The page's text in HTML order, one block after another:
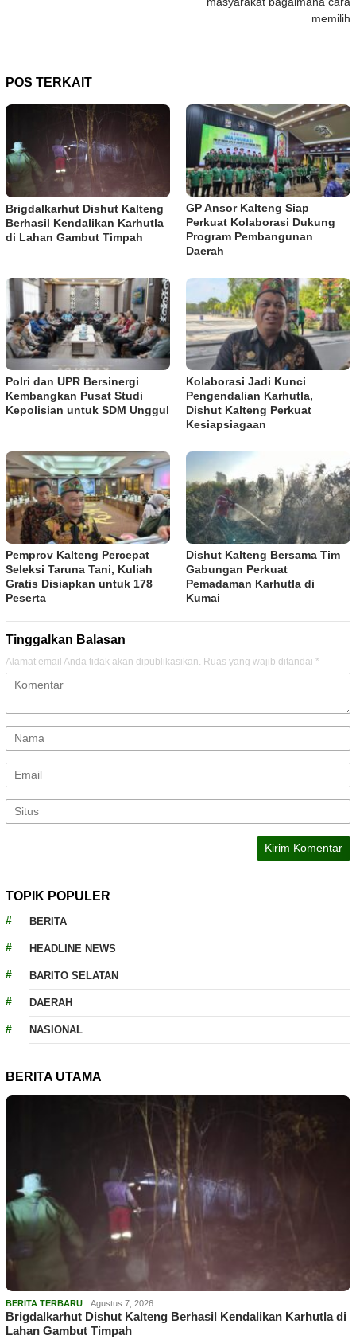
memilih
POS TERKAIT
Brigdalkarhut Dishut Kalteng
Berhasil Kendalikan Karhutla
di Lahan Gambut Timpah
GP Ansor Kalteng Siap
Perkuat Kolaborasi Dukung
Program Pembangunan
Daerah
Polri dan UPR Bersinergi
Kembangkan Pusat Studi
Kepolisian untuk SDM Unggul
Kolaborasi Jadi Kunci
Pengendalian Karhutla,
Dishut Kalteng Perkuat
Kesiapsiagaan
Pemprov Kalteng Percepat
Seleksi Taruna Tani, Kuliah
Gratis Disiapkan untuk 178
Peserta
Dishut Kalteng Bersama Tim
Gabungan Perkuat
Pemadaman Karhutla di
Kumai
Tinggalkan Balasan
Alamat email Anda tidak akan dipublikasikan. Ruas yang wajib ditandai *
TOPIK POPULER
BERITA
HEADLINE NEWS
BARITO SELATAN
DAERAH
NASIONAL
BERITA UTAMA
BERITA TERBARU Agustus 7, 2026
Brigdalkarhut Dishut Kalteng Berhasil Kendalikan Karhutla di
Lahan Gambut Timpah